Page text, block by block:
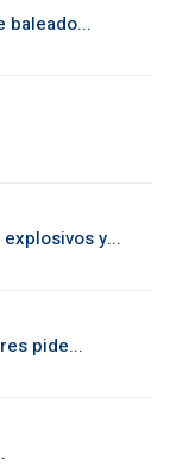
baleado...
y...
pide...